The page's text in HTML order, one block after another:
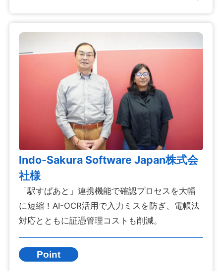
Indo-Sakura Software Japan株式会
社様
「駅すぱあと」連携機能で確認プロセスを大幅
に短縮！AI-OCR活用で入力ミスを防ぎ、電帳法
対応とともに証憑管理コストも削減。
Point